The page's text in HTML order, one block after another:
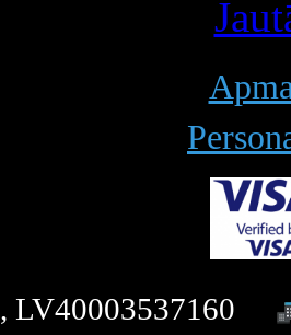
, LV40003537160